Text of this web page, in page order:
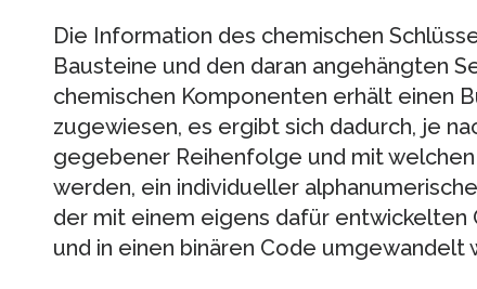
Die Information des chemischen
Bausteine und den daran angehängten
chemischen Komponenten erhält einen
zugewiesen, es ergibt sich dadurch, je
gegebener Reihenfolge und mit
werden, ein individueller
der mit einem eigens dafür
und in einen binären Code umgewandelt